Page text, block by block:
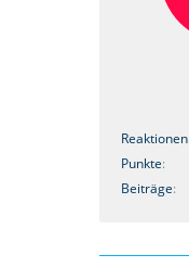
Reaktionen
Punkte
Beiträge